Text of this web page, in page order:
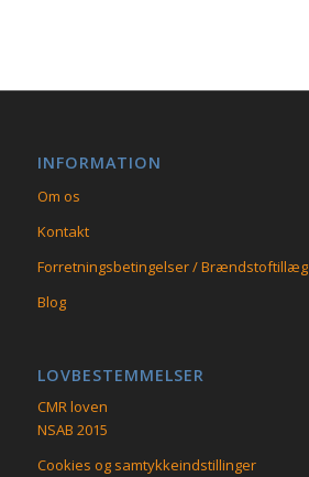
INFORMATION
Om os
Kontakt
Forretningsbetingelser / Brændstoftillæg
Blog
LOVBESTEMMELSER
CMR loven
NSAB 2015
Cookies og samtykkeindstillinger